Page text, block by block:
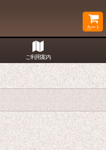
カート
ご利用案内